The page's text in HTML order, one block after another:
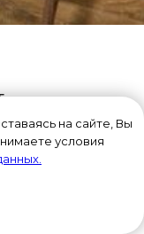
на сайте, Вы
условия